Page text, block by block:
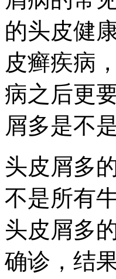
的头皮健
皮癣疾病
病之后更
屑多是不
头皮屑多
不是所有
头皮屑多
确诊，结